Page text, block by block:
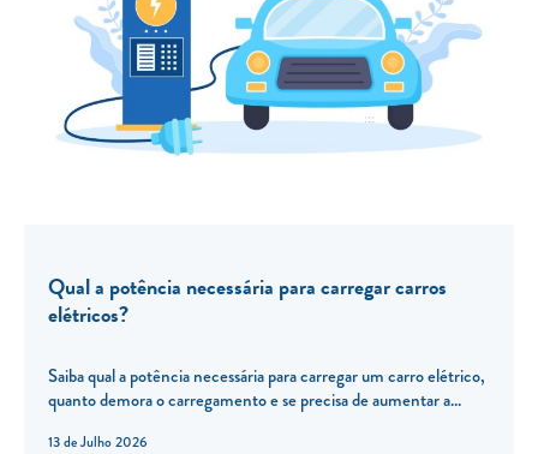
13 de Julho 2026
Qual a potência necessária para carregar carros
elétricos?
Saiba qual a potência necessária para carregar um carro elétrico,
quanto demora o carregamento e se precisa de aumentar a...